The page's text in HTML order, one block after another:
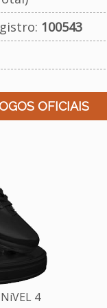
100543
OFICIAIS
4